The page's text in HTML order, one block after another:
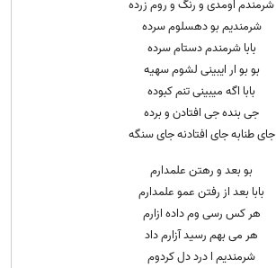
شرمندم اومدی و رنگ و روم زرده
شرمندیم بو دهسلوم سرده
بابا شرمندم دستام سرده
بو بو ار ایبینی لشوم سهیه
بابا اگه میبینی تنم کبوده
جی بنده جی افتادن و برده
جای طنابه جای افتادنه جای سنگه
بو بعد و رهتن علمدارم
بابا بعد از رفتن عمو علمدارم
هر کس رسی وم داده ازارم
هر می بهم رسید آزارم داد
شرمندیم ا درد دل کردوم